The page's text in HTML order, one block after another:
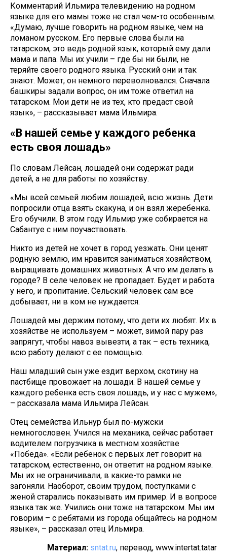
Комментарий Ильмира телевидению на родном
языке для его мамы тоже не стал чем-то особенным.
«Думаю, лучше говорить на родном языке, чем на
ломаном русском. Его первые слова были на
татарском, это ведь родной язык, который ему дали
мама и папа. Мы их учили – где бы ни были, не
теряйте своего родного языка. Русский они и так
знают. Может, он немного переволновался. Сначала
башкиры задали вопрос, он им тоже ответил на
татарском. Мои дети не из тех, кто предаст свой
язык», – рассказывает мама Ильмира.
«В нашей семье у каждого ребенка
есть своя лошадь»
По словам Лейсан, лошадей они содержат ради
детей, а не для работы по хозяйству.
«Мы всей семьей любим лошадей, всю жизнь. Дети
попросили отца взять скакуна, и он взял жеребенка.
Его обучили. В этом году Ильмир уже собирается на
Сабантуе с ним поучаствовать.
Никто из детей не хочет в город уезжать. Они ценят
родную землю, им нравится заниматься хозяйством,
выращивать домашних животных. А что им делать в
городе? В селе человек не пропадает. Будет и работа
у него, и пропитание. Сельский человек сам все
добывает, ни в ком не нуждается.
Лошадей мы держим потому, что дети их любят. Их в
хозяйстве не используем – может, зимой пару раз
запрягут, чтобы навоз вывезти, а так – есть техника,
всю работу делают с ее помощью.
Наш младший сын уже ездит верхом, скотину на
пастбище провожает на лошади. В нашей семье у
каждого ребенка есть своя лошадь, и у нас с мужем»,
– рассказала мама Ильмира Лейсан.
Отец семейства Ильнур был по-мужски
немногословен. Учился на механика, сейчас работает
водителем погрузчика в местном хозяйстве
«Победа». «Если ребенок с первых лет говорит на
татарском, естественно, он ответит на родном языке.
Мы их не ограничивали, в какие-то рамки не
загоняли. Наоборот, своим трудом, поступками с
женой старались показывать им пример. И в вопросе
языка так же. Учились они тоже на татарском. Мы им
говорим – с ребятами из города общайтесь на родном
языке», – рассказал отец Ильмира.
Материал: sntat.ru, перевод, www.intertat.tatar